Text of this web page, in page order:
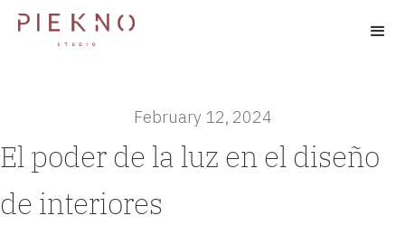
February 12, 2024
El poder de la luz en el diseño
de interiores